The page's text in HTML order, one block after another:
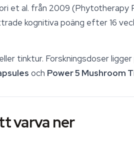
et al. från 2009 (Phytotherapy
kognitiva poäng efter 16
tinktur. Forskningsdoser
och Power 5 Mushroom
varva ner